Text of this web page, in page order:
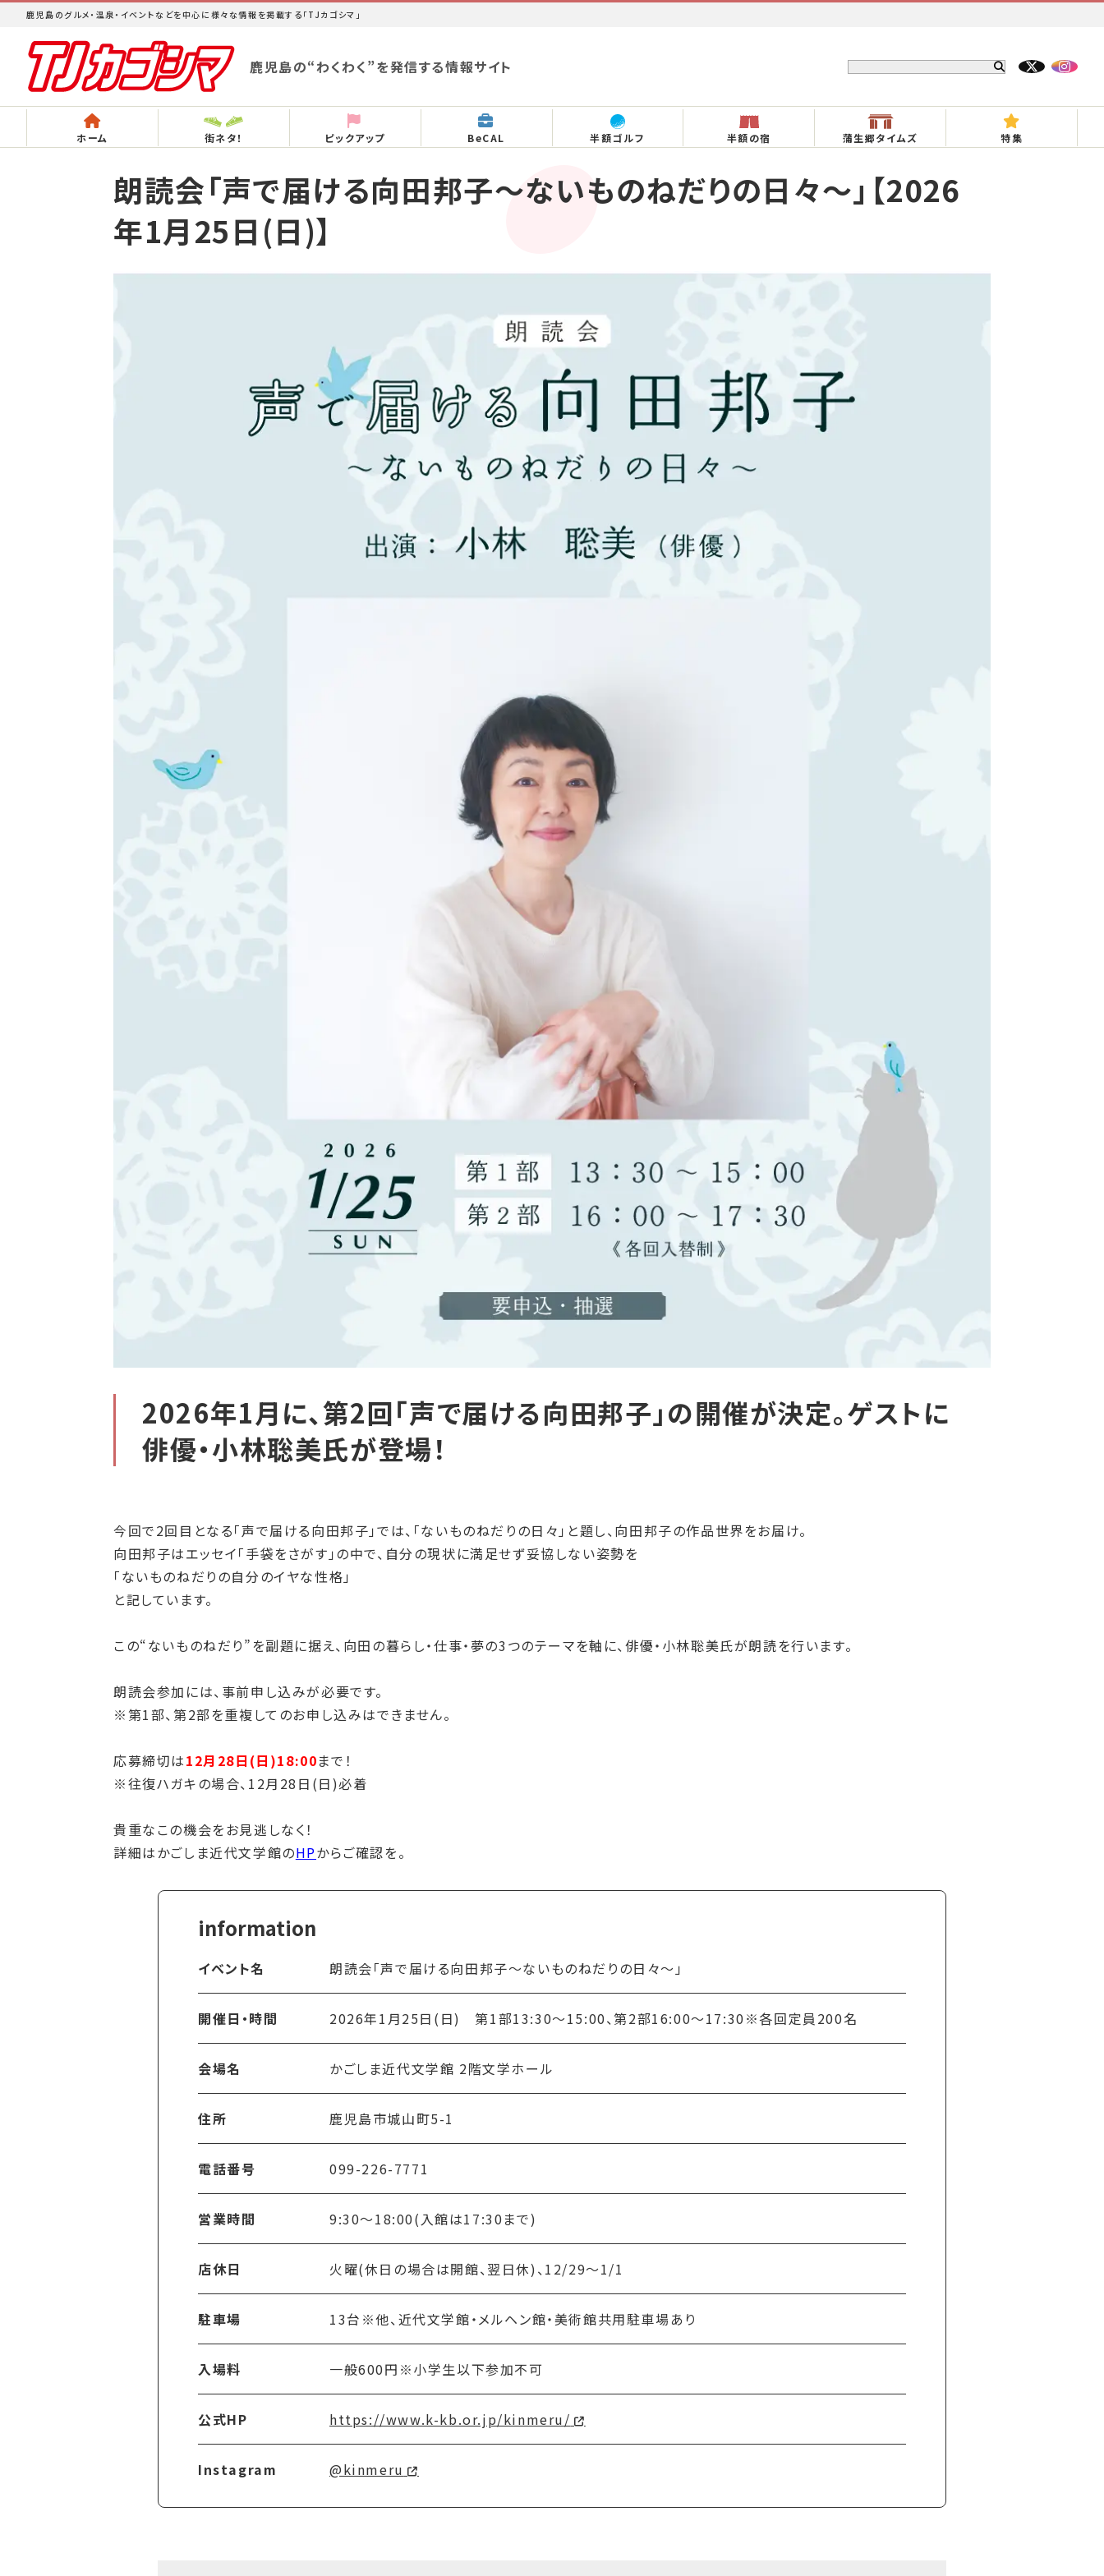
鹿児島のグルメ・温泉・イベントなどを中心に様々な情報を掲載する「TJカゴシマ」
鹿児島の“わくわく”を発信する情報サイト
ホーム 街ネタ！ ピックアップ BeCAL 半額ゴルフ 半額の宿 蒲生郷タイムズ 特集
朗読会「声で届ける向田邦子～ないものねだりの日々～」【2026
年1月25日(日)】
2026年1月に、第2回「声で届ける向田邦子」の開催が決定。ゲストに
俳優・小林聡美氏が登場！
今回で2回目となる「声で届ける向田邦子」では、「ないものねだりの日々」と題し、向田邦子の作品世界をお届け。
向田邦子はエッセイ「手袋をさがす」の中で、自分の現状に満足せず妥協しない姿勢を
「ないものねだりの自分のイヤな性格」
と記しています。
この“ないものねだり”を副題に据え、向田の暮らし・仕事・夢の3つのテーマを軸に、俳優・小林聡美氏が朗読を行います。
朗読会参加には、事前申し込みが必要です。
※第1部、第2部を重複してのお申し込みはできません。
応募締切は12月28日(日)18:00まで！
※往復ハガキの場合、12月28日(日)必着
貴重なこの機会をお見逃しなく！
詳細はかごしま近代文学館のHPからご確認を。
イベント名 朗読会「声で届ける向田邦子～ないものねだりの日々～」
開催日・時間 2026年1月25日(日) 第1部13:30〜15:00、第2部16:00〜17:30※各回定員200名
会場名 かごしま近代文学館 2階文学ホール
住所 鹿児島市城山町5-1
電話番号 099-226-7771
営業時間 9:30〜18:00(入館は17:30まで)
店休日 火曜(休日の場合は開館、翌日休)、12/29〜1/1
駐車場 13台※他、近代文学館・メルヘン館・美術館共用駐車場あり
入場料 一般600円※小学生以下参加不可
公式HP https://www.k-kb.or.jp/kinmeru/
Instagram @kinmeru